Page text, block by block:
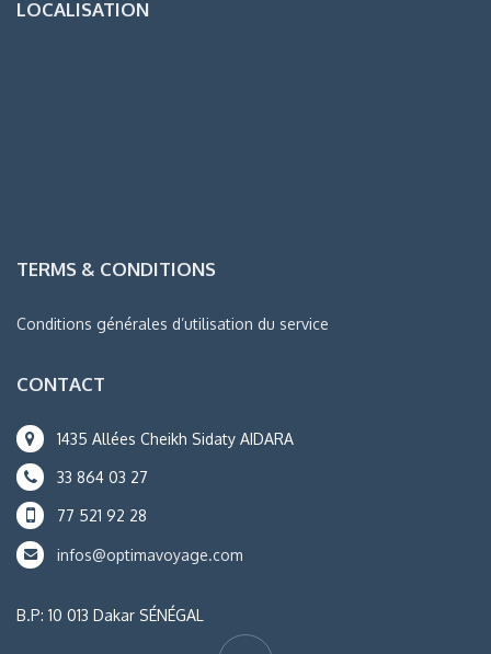
LOCALISATION
TERMS & CONDITIONS
Conditions générales d’utilisation du service
CONTACT
1435 Allées Cheikh Sidaty AIDARA
33 864 03 27
77 521 92 28
infos@optimavoyage.com
B.P: 10 013 Dakar SÉNÉGAL